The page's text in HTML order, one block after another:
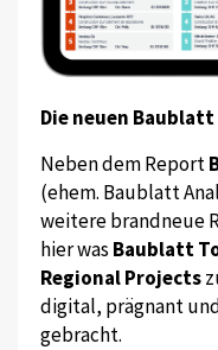
Die neuen
Neben dem Report
(ehem. Baublatt
weitere brandneue
hier was Baublatt
Regional Projects
digital, prägnant
gebracht.